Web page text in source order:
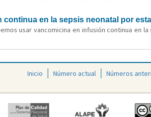
en la sepsis neonatal por
usar vancomicina en infusión continua en
Inicio Número actual Números